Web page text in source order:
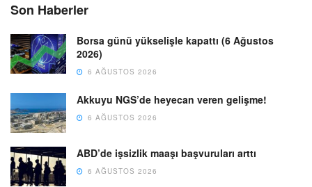
Son Haberler
Borsa günü yükselişle kapattı (6 Ağustos
2026)
6 AĞUSTOS 2026
Akkuyu NGS’de heyecan veren gelişme!
6 AĞUSTOS 2026
ABD’de işsizlik maaşı başvuruları arttı
6 AĞUSTOS 2026